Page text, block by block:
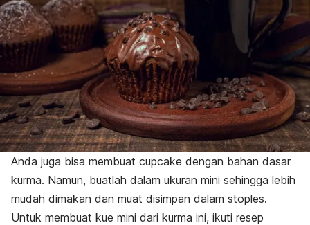
Anda juga bisa membuat cupcake dengan bahan dasar
kurma. Namun, buatlah dalam ukuran mini sehingga lebih
mudah dimakan dan muat disimpan dalam stoples.
Untuk membuat kue mini dari kurma ini, ikuti resep